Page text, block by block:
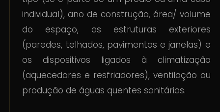
individual), ano de construção, área/ volume
do espaço, as estruturas exteriores
(paredes, telhados, pavimentos e janelas) e
os dispositivos ligados à climatização
(aquecedores e resfriadores), ventilação ou
produção de águas quentes sanitárias.